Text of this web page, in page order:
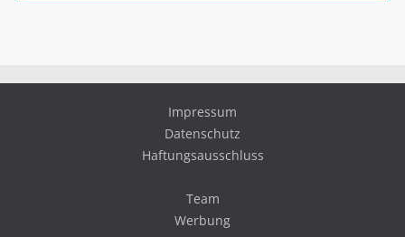
Impressum
Datenschutz
Haftungsausschluss
Team
Werbung